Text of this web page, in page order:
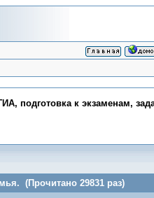
подготовка к экзаменам,
(Прочитано 29831 раз)